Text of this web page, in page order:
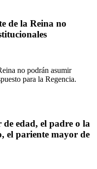
de la Reina no
no podrán asumir
para la Regencia.
edad, el padre o la
el pariente mayor de